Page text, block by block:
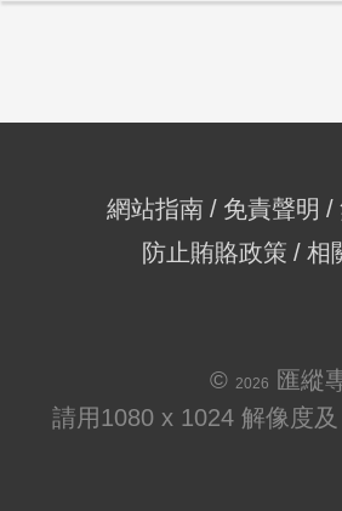
網站指南 免責聲明
防止賄賂政策
相
© 2026
匯縱
請用1080 x 1024 解像度